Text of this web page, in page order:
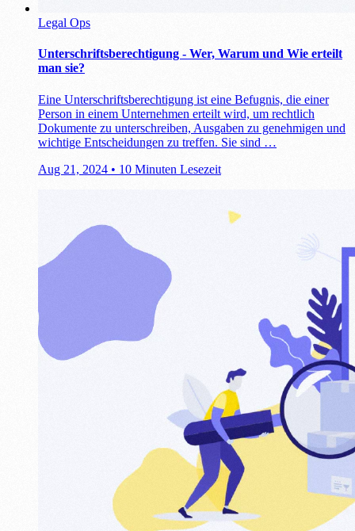
Legal Ops
Unterschriftsberechtigung - Wer, Warum und Wie erteilt
man sie?
Eine Unterschriftsberechtigung ist eine Befugnis, die einer
Person in einem Unternehmen erteilt wird, um rechtlich
Dokumente zu unterschreiben, Ausgaben zu genehmigen und
wichtige Entscheidungen zu treffen. Sie sind …
Aug 21, 2024 • 10 Minuten Lesezeit